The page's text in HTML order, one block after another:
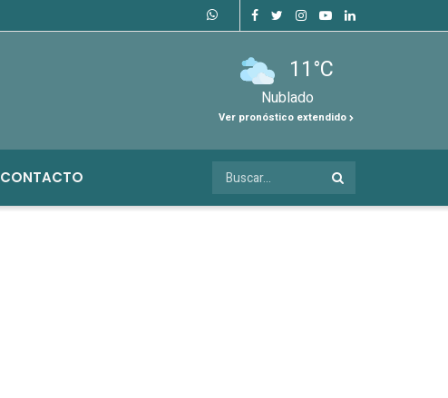
11°C
Nublado
Ver pronóstico extendido
CONTACTO